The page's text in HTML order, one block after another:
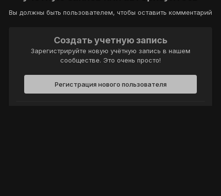
Вы должны быть пользователем, чтобы оставить комментарий
Создать учетную запись
Зарегистрируйте новую учётную запись в нашем
сообществе. Это очень просто!
Регистрация нового пользователя